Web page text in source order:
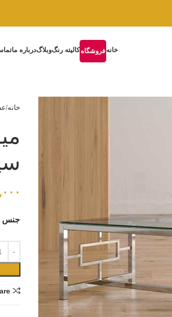
خانه فروشگاهکالیته رنگوبلاگدرباره ما
خانه
جنس